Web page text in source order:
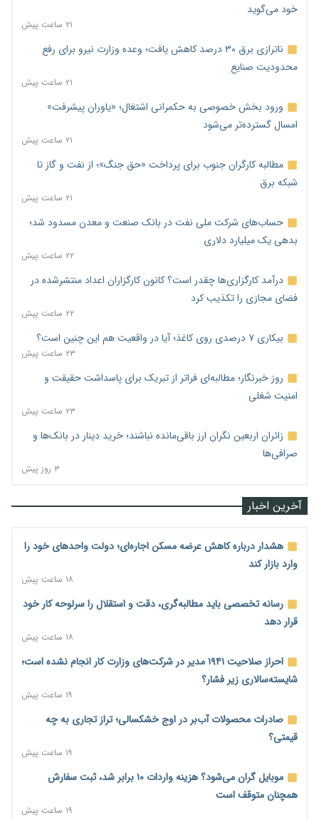
خود می‌گوید
۲۱ ساعت پیش
ناترازی برق ۳۰ درصد کاهش یافت؛ وعده وزارت نیرو برای رفع
محدودیت صنایع
۲۱ ساعت پیش
ورود بخش خصوصی به حکمرانی اشتغال؛ «یاوران پیشرفت»
امسال گسترده‌تر می‌شود
۲۱ ساعت پیش
مطالبه کارگران جنوب برای پرداخت «حق جنگ»؛ از نفت و گاز تا
شبکه برق
۲۱ ساعت پیش
حساب‌های شرکت ملی نفت در بانک صنعت و معدن مسدود شد؛
بدهی یک میلیارد دلاری
۲۲ ساعت پیش
درآمد کارگزاری‌ها چقدر است؟ کانون کارگزاران اعداد منتشرشده در
فضای مجازی را تکذیب کرد
۲۲ ساعت پیش
بیکاری ۷ درصدی روی کاغذ؛ آیا در واقعیت هم این چنین است؟
۲۳ ساعت پیش
روز خبرنگار؛ مطالبه‌ای فراتر از تبریک برای پاسداشت حقیقت و
امنیت شغلی
۲۳ ساعت پیش
زائران اربعین نگران ارز باقی‌مانده نباشند؛ خرید دینار در بانک‌ها و
صرافی‌ها
۳ روز پیش
آخرین اخبار
هشدار درباره کاهش عرضه مسکن اجاره‌ای؛ دولت واحدهای خود را
وارد بازار کند
۱۸ ساعت پیش
رسانه تخصصی باید مطالبه‌گری، دقت و استقلال را سرلوحه کار خود
قرار دهد
۱۸ ساعت پیش
احراز صلاحیت ۱۹۴۱ مدیر در شرکت‌های وزارت کار انجام نشده است؛
شایسته‌سالاری زیر فشار؟
۱۹ ساعت پیش
صادرات محصولات آب‌بر در اوج خشکسالی؛ تراز تجاری به چه
قیمتی؟
۱۹ ساعت پیش
موبایل گران می‌شود؟ هزینه واردات ۱۰ برابر شد، ثبت سفارش
همچنان متوقف است
۱۹ ساعت پیش